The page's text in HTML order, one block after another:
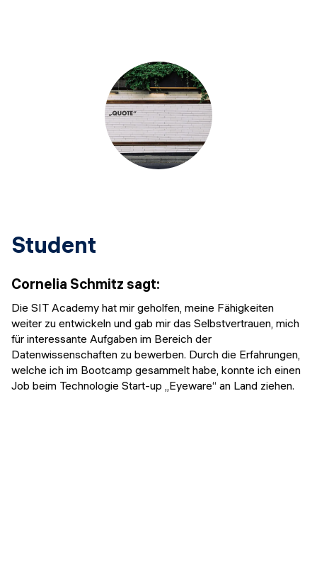
Student
Cornelia Schmitz sagt:
Die SIT Academy hat mir geholfen, meine Fähigkeiten
weiter zu entwickeln und gab mir das Selbstvertrauen, mich
für interessante Aufgaben im Bereich der
Datenwissenschaften zu bewerben. Durch die Erfahrungen,
welche ich im Bootcamp gesammelt habe, konnte ich einen
Job beim Technologie Start-up „Eyeware“ an Land ziehen.